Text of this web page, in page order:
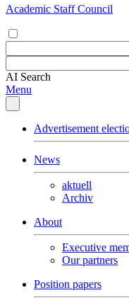
Academic Staff Council
AI Search
Menu
Advertisement
News
aktuell
Archiv
About
Executive
Our partners
Position papers